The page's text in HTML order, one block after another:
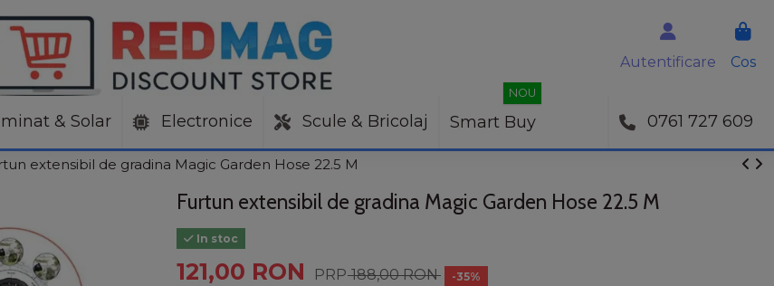
Autentificare Cos
& Solar Electronice Scule & Bricolaj Smart Buy
NOU
0761 727 609
extensibil de gradina Magic Garden Hose 22.5 M
Furtun extensibil de gradina Magic Garden Hose 22.5 M
In stoc
121,00 RON 188,00 RON -35%